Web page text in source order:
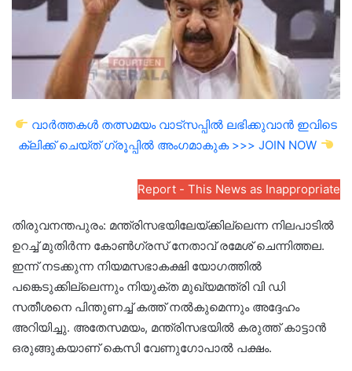
വാർത്തകൾ തത്സമയം വാട്സപ്പിൽ ലഭിക്കുവാൻ ഇവിടെ
ക്ലിക്ക് ചെയ്ത് ഗ്രൂപ്പിൽ അംഗമാകുക >>> JOIN NOW
Report - This News as Inappropriate
തിരുവനന്തപുരം: മന്ത്രിസഭയിലേയ്ക്കില്ലെന്ന നിലപാടിൽ
ഉറച്ച് മുതിർന്ന കോൺ​ഗ്രസ് നേതാവ് രമേശ് ചെന്നിത്തല.
ഇന്ന് നടക്കുന്ന നിയമസഭാകക്ഷി യോ​ഗത്തിൽ
പങ്കെടുക്കില്ലെന്നും നിയുക്ത മുഖ്യമന്ത്രി വി ഡി
സതീശനെ പിന്തുണച്ച് കത്ത് നൽകുമെന്നും അദ്ദേഹം
അറിയിച്ചു. അതേസമയം, മന്ത്രിസഭയിൽ കരുത്ത് കാട്ടാൻ
ഒരുങ്ങുകയാണ് കെസി വേണു​ഗോപാൽ പക്ഷം.